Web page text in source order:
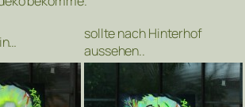
sollte nach Hinterhof
aussehen..